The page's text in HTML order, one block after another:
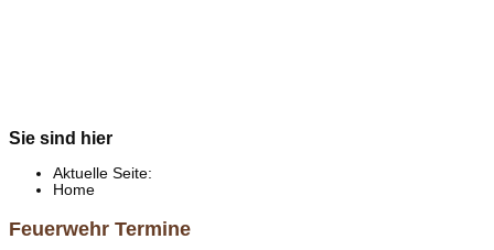
Sie sind hier
Aktuelle Seite:
Home
Feuerwehr Termine